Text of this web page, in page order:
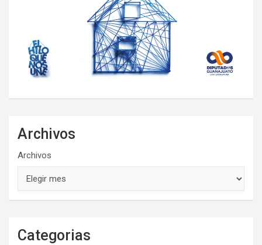
Archivos
Archivos
Categorias